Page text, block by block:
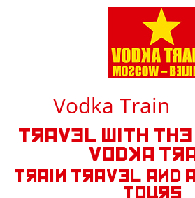
Vodka Train
Travel With
Vodka
Train Travel and
Tours